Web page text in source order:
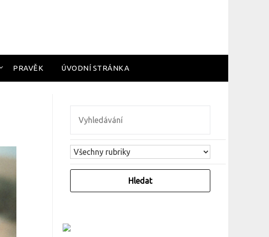
PRAVĚK ÚVODNÍ STRÁNKA